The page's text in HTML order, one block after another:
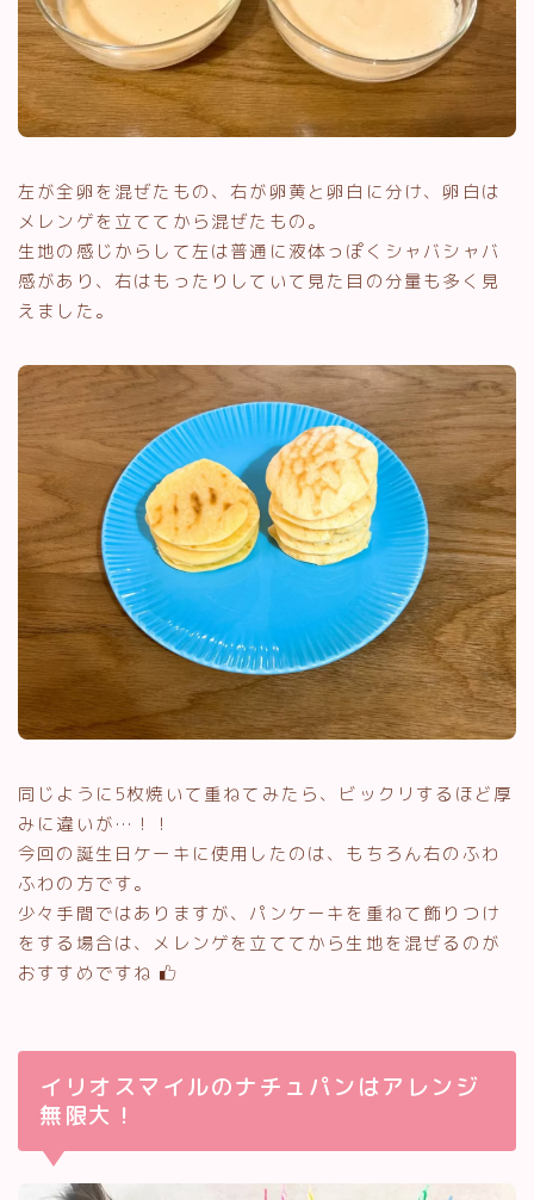
左が全卵を混ぜたもの、右が卵黄と卵白に分け、卵白は
メレンゲを立ててから混ぜたもの。
生地の感じからして左は普通に液体っぽくシャバシャバ
感があり、右はもったりしていて見た目の分量も多く見
えました。
同じように5枚焼いて重ねてみたら、ビックリするほど厚
みに違いが…！！
今回の誕生日ケーキに使用したのは、もちろん右のふわ
ふわの方です。
少々手間ではありますが、パンケーキを重ねて飾りつけ
をする場合は、メレンゲを立ててから生地を混ぜるのが
おすすめですね
イリオスマイルのナチュパンはアレンジ
無限大！